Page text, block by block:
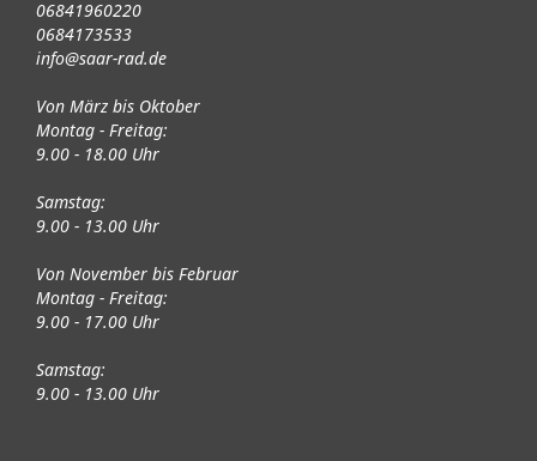
06841960220
0684173533
info@saar-rad.de
Von März bis Oktober
Montag - Freitag:
9.00 - 18.00 Uhr
Samstag:
9.00 - 13.00 Uhr
Von November bis Februar
Montag - Freitag:
9.00 - 17.00 Uhr
Samstag:
9.00 - 13.00 Uhr